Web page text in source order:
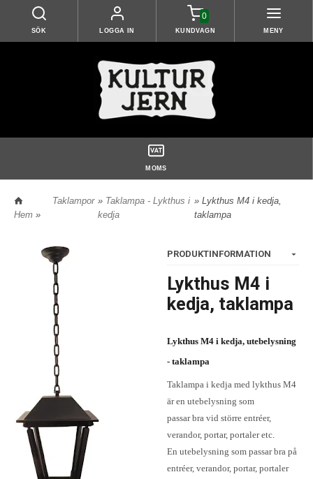
SÖK LOGGA IN
0
KUNDVAGN MENY
MOMS
Hem »
Taklampor » Taklampa - Lykthus i
kedja
» Lykthus M4 i kedja,
taklampa
PRODUKTINFORMATION
Lykthus M4 i
kedja, taklampa
Lykthus M4 i kedja, utebelysning
- taklampa
Taklampa i kedja med lykthus M4
är en utebelysning som
passar bra vid större entréer,
verandor, portar, portaler etc.
En utebelysning som passar bra på
entréer, verandor, portar, portaler